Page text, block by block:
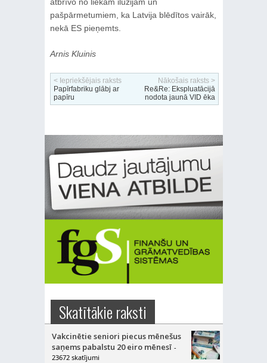
pašpārmetumiem, ka Latvija blēdītos vairāk,
nekā ES pieņemts.
Arnis Kluinis
< Iepriekšējais raksts
Papīrfabriku glābj ar
papīru
Nākošais raksts >
Re&Re: Ekspluatācijā
nodota jaunā VID ēka
Skatītākie raksti
Vakcinētie seniori piecus mēnešus
saņems pabalstu 20 eiro mēnesī -
23672 skatījumi